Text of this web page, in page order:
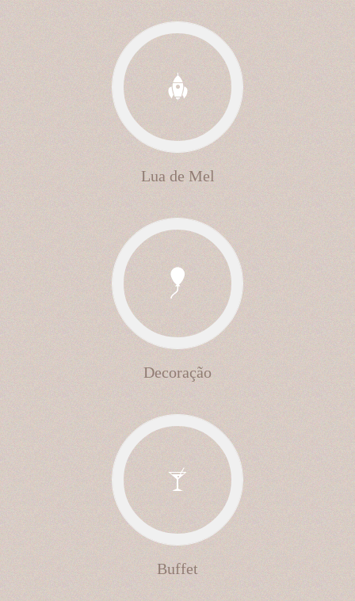
Lua de Mel
Decoração
Buffet